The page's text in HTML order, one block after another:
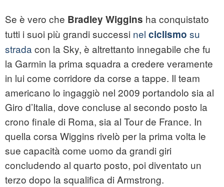
Se è vero che Bradley Wiggins ha conquistato
tutti i suoi più grandi successi nel ciclismo su
strada con la Sky, è altrettanto innegabile che fu
la Garmin la prima squadra a credere veramente
in lui come corridore da corse a tappe. Il team
americano lo ingaggiò nel 2009 portandolo sia al
Giro d’Italia, dove concluse al secondo posto la
crono finale di Roma, sia al Tour de France. In
quella corsa Wiggins rivelò per la prima volta le
sue capacità come uomo da grandi giri
concludendo al quarto posto, poi diventato un
terzo dopo la squalifica di Armstrong.